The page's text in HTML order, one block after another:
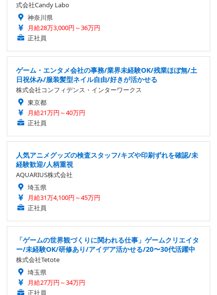
式会社Candy Labo
神奈川県
月給28万3,000円～36万円
正社員
ゲーム・エンタメ会社の事務/業界未経験OK/残業ほぼ無/土
日祝休み/服装髪型ネイル自由/好きが活かせる
株式会社コンフィデンス・インターワークス
東京都
月給21万円～40万円
正社員
人気アニメグッズの検査スタッフ/キズや印刷ずれを確認/未
経験歓迎/人柄重視
AQUARIUS株式会社
埼玉県
月給31万4,100円～45万円
正社員
「ゲームの世界観づくりに関われる仕事」ゲームクリエイタ
ー/未経験OK/研修あり/アイデア活かせる/20〜30代活躍中
株式会社Tetote
埼玉県
月給27万円～34万円
正社員